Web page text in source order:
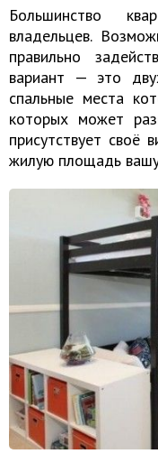
Большинство
владельцев.
правильно
вариант — это
спальные места
которых может
присутствует своё
жилую площадь